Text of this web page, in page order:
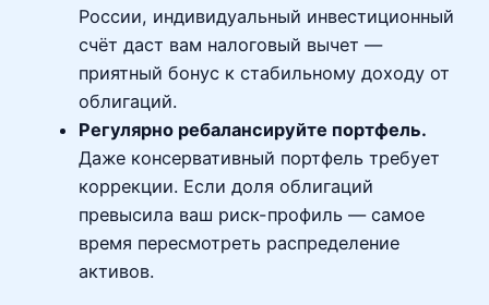
России, индивидуальный инвестиционный
счёт даст вам налоговый вычет —
приятный бонус к стабильному доходу от
облигаций.
Регулярно ребалансируйте портфель.
Даже консервативный портфель требует
коррекции. Если доля облигаций
превысила ваш риск-профиль — самое
время пересмотреть распределение
активов.